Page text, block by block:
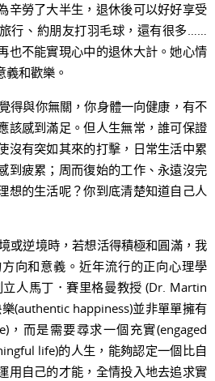
辛勞了大半生，退休後可以好好享受
行、約朋友打羽毛球，還有很多……
也不能實現心中的退休大計。她心情
和歡樂。
與你無關，你身體一向健康，有不
該感到滿足。但人生無常，誰可保證
沒有突如其來的打擊，日常生活中累
到疲累；周而復始的工作、永遠沒完
想的生活呢？你到底清楚知道自己人
逆境時，若想活得積極和圓滿，我
向和意義。近年流行的正向心理學
人馬丁．賽里格曼教授 (Dr. Martin
(authentic happiness)並非單單擁有
，而是需要尋求一個充實(engaged
life)的人生，能夠認定一個比自
用自己的才能，全情投入地去追求實